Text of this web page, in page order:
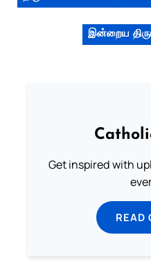
இன்றைய
Get inspired with
READ